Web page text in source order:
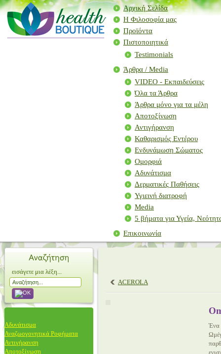
Αρχική Σελίδα
Η Φιλοσοφία μας
Προϊόντα
Πιστοποιητικά
Testimonials
Άρθρα / Μedia
VIDEO - Εκπαιδεύσεις
Όλα τα Άρθρα
Άρθρα μόνο για τα μέλη
Αποτοξίνωση
Αντιγήρανση
Καθαρισμός Εντέρου
Ενδυνάμωση Σώματος
Ομορφιά
Αδυνάτισμα
Δερματικές Παθήσεις
Υγιεινή διατροφή
Media
5 βήματα για Υγεία,
Επικοινωνία
εισάγετε μια λέξη...
Αδυνάτισμα
Αναζωογονητικά Ροφήματα
Αντιγήρανση
Αποτοξίνωση
ACEROLA
Ένα